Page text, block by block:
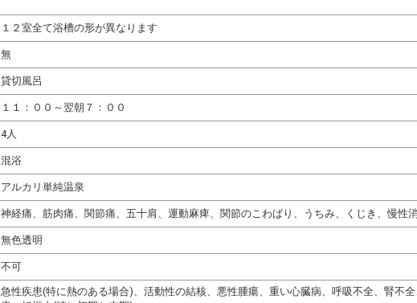
１２室全て浴槽の形が異なります
無
貸切風呂
１１：００～翌朝７：００
4人
混浴
アルカリ単純温泉
神経痛、筋肉痛、関節痛、五十肩、運動麻痺、関節のこわばり、うちみ、くじき、慢性
無色透明
不可
急性疾患(特に熱のある場合)、活動性の結核、悪性腫瘍、重い心臓病、呼吸不全、腎不